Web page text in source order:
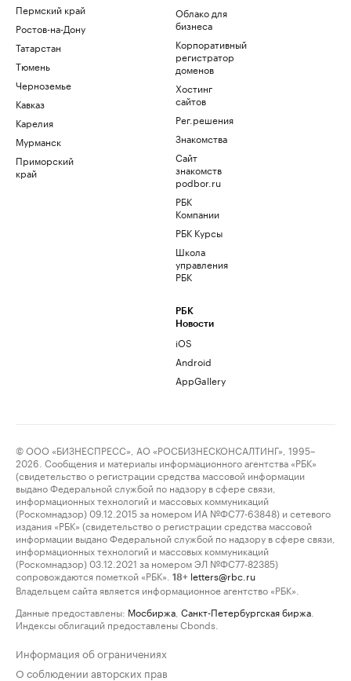
Пермский край
Ростов-на-Дону
Татарстан
Тюмень
Черноземье
Кавказ
Карелия
Мурманск
Приморский
край
Облако для
бизнеса
Корпоративный
регистратор
доменов
Хостинг
сайтов
Рег.решения
Знакомства
Сайт
знакомств
podbor.ru
РБК
Компании
РБК Курсы
Школа
управления
РБК
РБК
Новости
iOS
Android
AppGallery
© ООО «БИЗНЕСПРЕСС», АО «РОСБИЗНЕСКОНСАЛТИНГ», 1995–
2026. Сообщения и материалы информационного агентства «РБК»
(свидетельство о регистрации средства массовой информации
выдано Федеральной службой по надзору в сфере связи,
информационных технологий и массовых коммуникаций
(Роскомнадзор) 09.12.2015 за номером ИА №ФС77-63848) и сетевого
издания «РБК» (свидетельство о регистрации средства массовой
информации выдано Федеральной службой по надзору в сфере связи,
информационных технологий и массовых коммуникаций
(Роскомнадзор) 03.12.2021 за номером ЭЛ №ФС77-82385)
сопровождаются пометкой «РБК».
18+ letters@rbc.ru
Владельцем сайта является информационное агентство «РБК».
Данные предоставлены: Мосбиржа Санкт-Петербургская биржа
Индексы облигаций предоставлены Cbonds.
Информация об ограничениях
О соблюдении авторских прав